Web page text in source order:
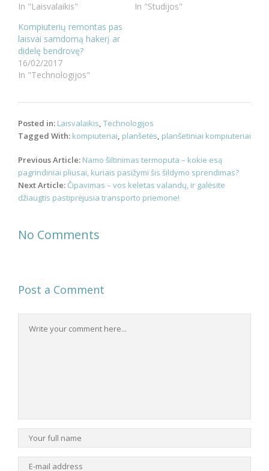
In "Laisvalaikis"
In "Studijos"
Kompiuterių remontas pas
laisvai samdomą hakerį ar
didelę bendrovę?
16/02/2017
In "Technologijos"
Posted in: Laisvalaikis Technologijos
Tagged With: kompiuteriai planšetės planšetiniai kompiuteriai
Post
navigation
Previous Article: Namo šiltinimas termoputa – kokie esą
pagrindiniai pliusai, kuriais pasižymi šis šildymo sprendimas?
Next Article:Čipavimas – vos keletas valandų, ir galėsite
džiaugtis pastiprėjusia transporto priemone!
No Comments
Post a Comment